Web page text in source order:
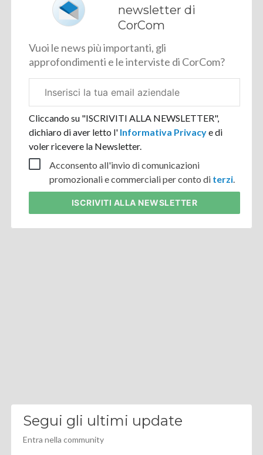
newsletter di
CorCom
Vuoi le news più importanti, gli
approfondimenti e le interviste di CorCom?
aziendale
Cliccando su "ISCRIVITI ALLA NEWSLETTER",
dichiaro di aver letto l' Informativa Privacye di
voler ricevere la Newsletter.
Acconsento all'invio di comunicazioni
promozionali e commerciali per conto di terzi.
ISCRIVITI ALLA NEWSLETTER
Segui gli ultimi update
Entra nella community